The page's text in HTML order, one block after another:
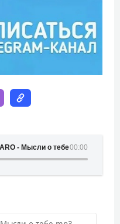
00:00
- Мысли о тебе